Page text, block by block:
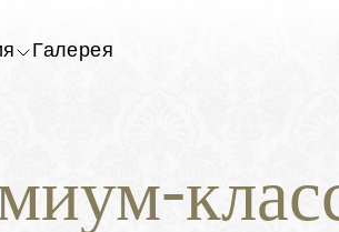
Галерея